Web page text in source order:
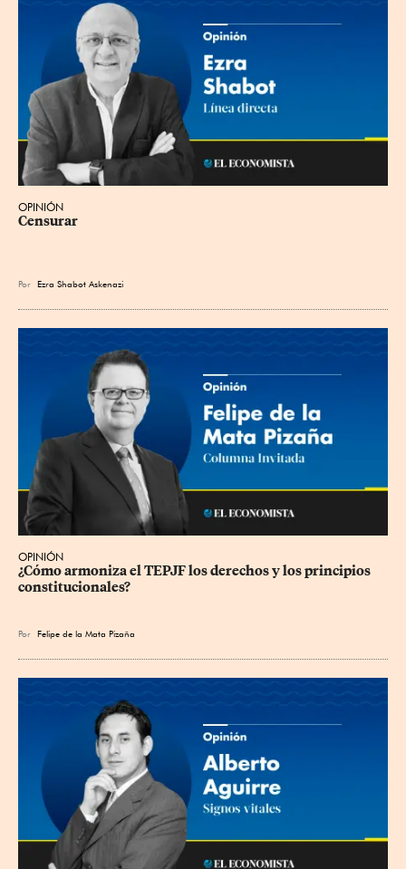
OPINIÓN
Censurar
Por Ezra Shabot Askenazi
OPINIÓN
¿Cómo armoniza el TEPJF los derechos y los principios
constitucionales?
Por Felipe de la Mata Pizaña